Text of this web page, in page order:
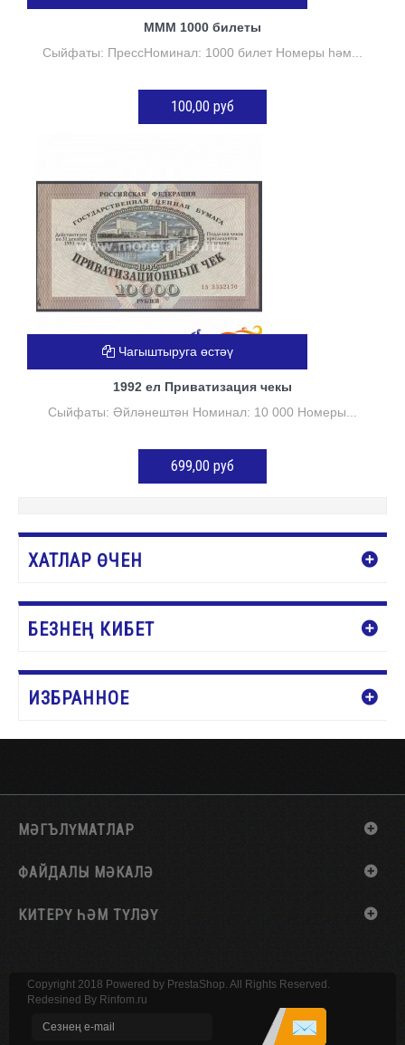
МММ 1000 билеты
Сыйфаты: ПрессНоминал: 1000 билет Номеры һәм...
100,00 руб
1992 ел Приватизация чекы
Сыйфаты: Әйләнештән Номинал: 10 000 Номеры...
699,00 руб
Чагыштыруга өстәү
ХАТЛАР ӨЧЕН
БЕЗНЕҢ КИБЕТ
ИЗБРАННОЕ
МӘГЪЛҮМАТЛАР
ФАЙДАЛЫ МӘКАЛӘ
КИТЕРҮ ҺӘМ ТҮЛӘҮ
Copyright 2018 Powered by PrestaShop. All Rights Reserved.
Redesined By Rinfom.ru